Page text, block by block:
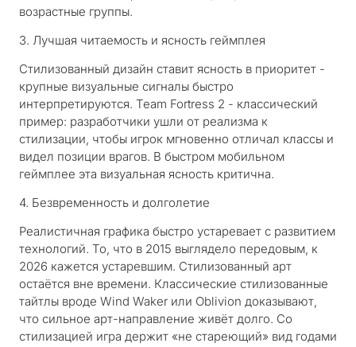
возрастные группы.
3. Лучшая читаемость и ясность геймплея
Стилизованный дизайн ставит ясность в приоритет -
крупные визуальные сигналы быстро
интерпретируются. Team Fortress 2 - классический
пример: разработчики ушли от реализма к
стилизации, чтобы игрок мгновенно отличал классы и
видел позиции врагов. В быстром мобильном
геймплее эта визуальная ясность критична.
4. Безвременность и долголетие
Реалистичная графика быстро устаревает с развитием
технологий. То, что в 2015 выглядело передовым, к
2026 кажется устаревшим. Стилизованный арт
остаётся вне времени. Классические стилизованные
тайтлы вроде Wind Waker или Oblivion доказывают,
что сильное арт-направление живёт долго. Со
стилизацией игра держит «не стареющий» вид годами